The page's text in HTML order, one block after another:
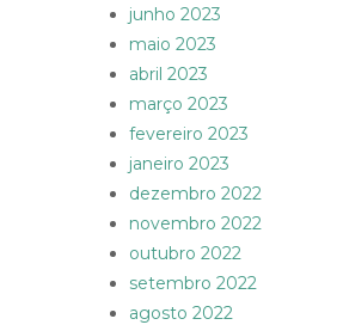
junho 2023
maio 2023
abril 2023
março 2023
fevereiro 2023
janeiro 2023
dezembro 2022
novembro 2022
outubro 2022
setembro 2022
agosto 2022